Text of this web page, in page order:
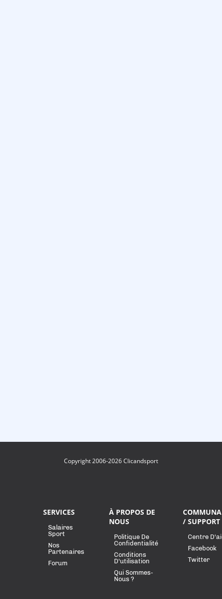
Copyright 2006-2026 Clicandsport
SERVICES
Salaires
Sport
Nos
Partenaires
Forum
À PROPOS DE
NOUS
Politique De
Confidentialité
Conditions
D'utilisation
Qui Sommes-
Nous ?
/ SUPPORT
Centre
Facebook
Twitter